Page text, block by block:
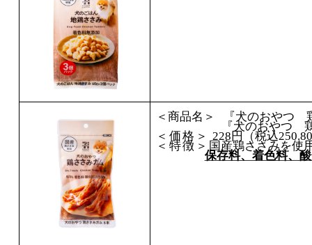
＜商品名＞ 『犬のおやつ
『犬のおやつ
＜価格＞ 228 円（税込250.80
＜特徴＞ 国産鶏ささみを使
保存料、着色料、